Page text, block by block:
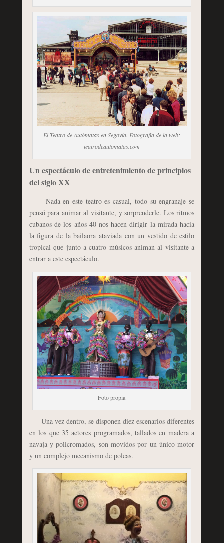
El Teatro de Autómatas en Segovia. Fotografía de la web:
teatrodeautomatas.com
Un espectáculo de entretenimiento de principios
del siglo XX
Nada en este teatro es casual, todo su engranaje se
pensó para animar al visitante, y sorprenderle. Los ritmos
cubanos de los años 40 nos hacen dirigir la mirada hacia
la figura de la bailaora ataviada con un vestido de estilo
tropical que junto a cuatro músicos animan al visitante a
entrar a este espectáculo.
Foto propia
Una vez dentro, se disponen diez escenarios diferentes
en los que 35 actores programados, tallados en madera a
navaja y policromados, son movidos por un único motor
y un complejo mecanismo de poleas.